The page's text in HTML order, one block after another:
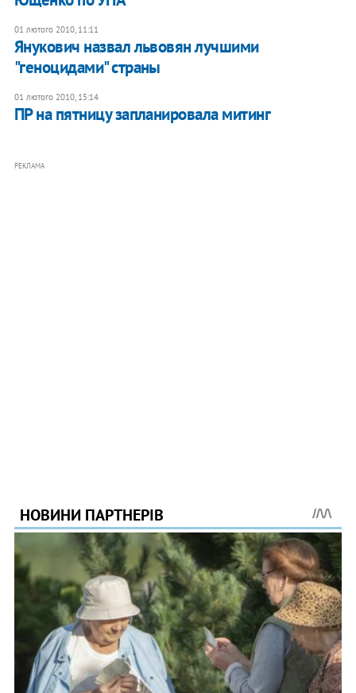
01 лютого 2010, 11:11
Янукович назвал львовян лучшими
"геноцидами" страны
01 лютого 2010, 15:14
ПР на пятницу запланировала митинг
РЕКЛАМА